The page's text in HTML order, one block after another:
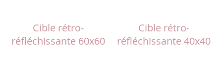
Cible rétro-
réfléchissante 60x60
Cible rétro-
réfléchissante 40x40